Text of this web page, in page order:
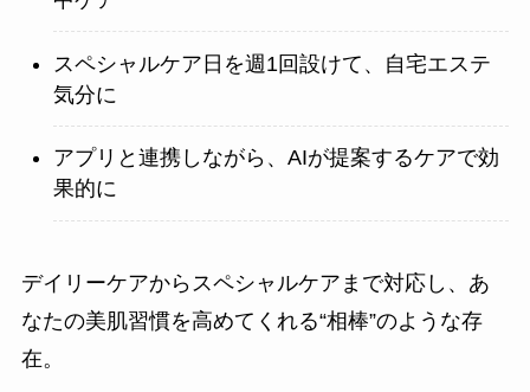
スペシャルケア日を週1回設けて、自宅エステ
気分に
アプリと連携しながら、AIが提案するケアで効
果的に
デイリーケアからスペシャルケアまで対応し、あ
なたの美肌習慣を高めてくれる“相棒”のような存
在。